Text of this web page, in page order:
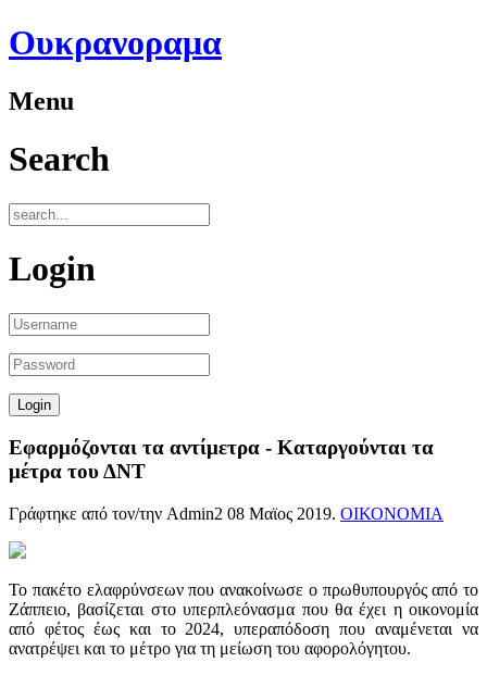
Ουκρανοραμα
Menu
Search
Login
Εφαρμόζονται τα αντίμετρα - Καταργούνται τα
μέτρα του ΔΝΤ
Γράφτηκε από τον/την Admin2 08 Μαϊος 2019. ΟΙΚΟΝΟΜΙΑ
Το πακέτο ελαφρύνσεων που ανακοίνωσε ο πρωθυπουργός από το
Ζάππειο, βασίζεται στο υπερπλεόνασμα που θα έχει η οικονομία
από φέτος έως και το 2024, υπεραπόδοση που αναμένεται να
ανατρέψει και το μέτρο για τη μείωση του αφορολόγητου.